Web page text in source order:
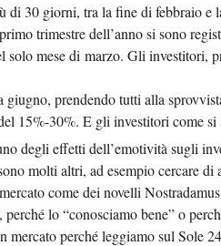
di 30 giorni, tra la fine di febbraio e
trimestre dell’anno si sono
solo mese di marzo. Gli investitori,
giugno, prendendo tutti alla
15%-30%. E gli investitori come
degli effetti dell’emotività sugli
molti altri, ad esempio cercare
come dei novelli
perché lo “conosciamo bene” o
mercato perché leggiamo sul Sole